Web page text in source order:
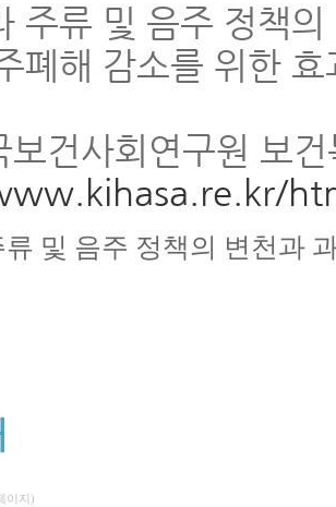
주류 및 음주 정책
폐해 감소를 위한
보건사회연구원 보
및 음주 정책의 변천과
이지)